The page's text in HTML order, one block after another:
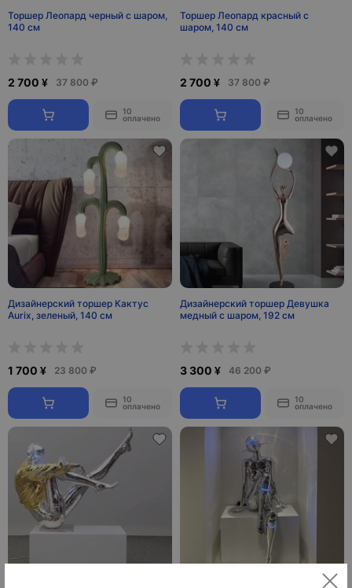
Торшер Леопард черный с шаром,
140 см
2 700 ¥ 37 800 ₽
10
оплачено
Торшер Леопард красный с
шаром, 140 см
2 700 ¥ 37 800 ₽
10
оплачено
Дизайнерский торшер Кактус
Aurix, зеленый, 140 см
1 700 ¥ 23 800 ₽
10
оплачено
Дизайнерский торшер Девушка
медный с шаром, 192 см
3 300 ¥ 46 200 ₽
10
оплачено